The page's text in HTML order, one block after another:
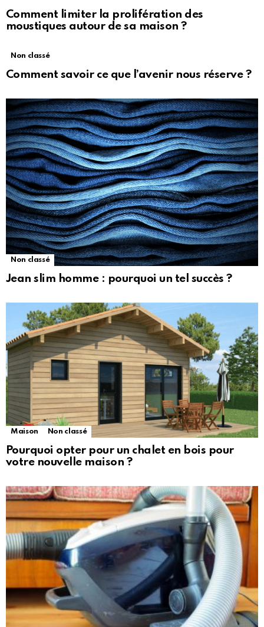
Comment limiter la prolifération des
moustiques autour de sa maison ?
Non classé
Comment savoir ce que l’avenir nous réserve ?
Non classé
Jean slim homme : pourquoi un tel succès ?
Maison Non classé
Pourquoi opter pour un chalet en bois pour
votre nouvelle maison ?